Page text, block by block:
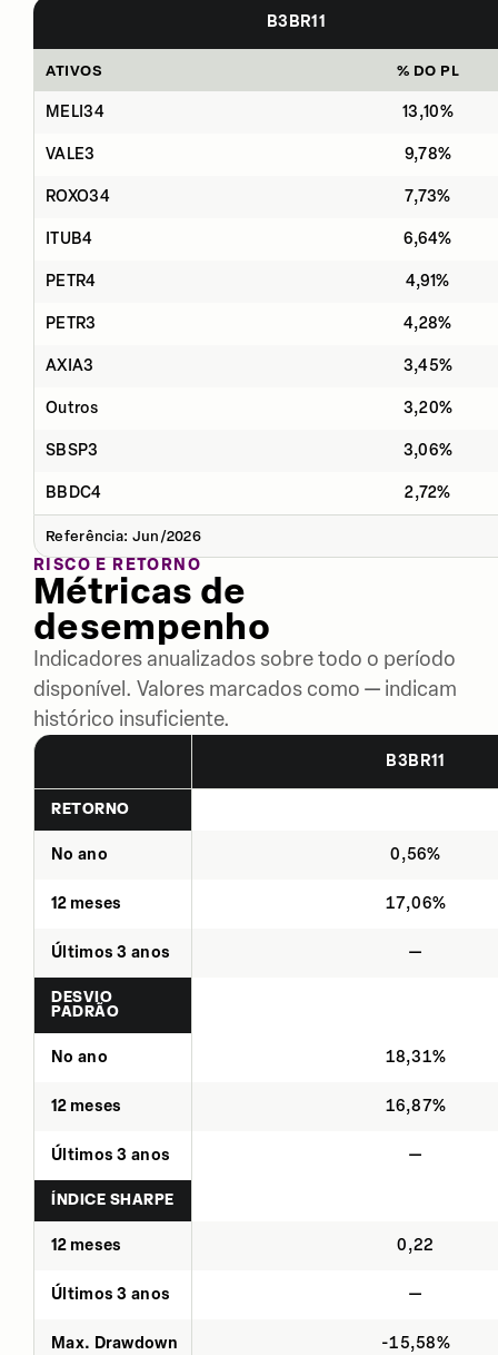
B3BR11
ATIVOS % DO PL
MELI34 13,10%
VALE3 9,78%
ROXO34 7,73%
ITUB4 6,64%
PETR4 4,91%
PETR3 4,28%
AXIA3 3,45%
Outros 3,20%
SBSP3 3,06%
BBDC4 2,72%
Referência: Jun/2026
RISCO E RETORNO
Métricas de
desempenho
Indicadores anualizados sobre todo o período
disponível. Valores marcados como — indicam
histórico insuficiente.
B3BR11
RETORNO
No ano 0,56%
12 meses 17,06%
Últimos 3 anos —
DESVIO
PADRÃO
No ano 18,31%
12 meses 16,87%
Últimos 3 anos —
ÍNDICE SHARPE
12 meses 0,22
Últimos 3 anos —
Max. Drawdown -15,58%